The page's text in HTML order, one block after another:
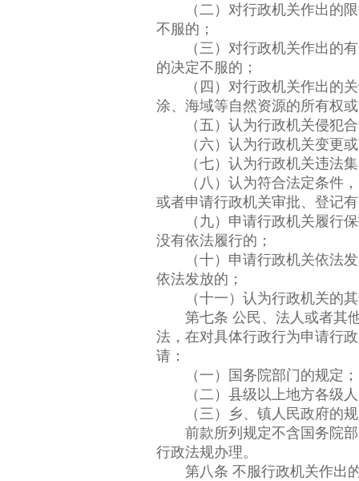
（二）对行政机关作出的限
不服的；
（三）对行政机关作出的有
的决定不服的；
（四）对行政机关作出的关
涂、海域等自然资源的所有权
（五）认为行政机关侵犯合
（六）认为行政机关变更或
（七）认为行政机关违法集
（八）认为符合法定条件，
或者申请行政机关审批、登记
（九）申请行政机关履行保
没有依法履行的；
（十）申请行政机关依法发
依法发放的；
（十一）认为行政机关的其
第七条 公民、法人或者其他
法，在对具体行政行为申请行
请：
（一）国务院部门的规定；
（二）县级以上地方各级人
（三）乡、镇人民政府的规
前款所列规定不含国务院部
行政法规办理。
第八条 不服行政机关作出的